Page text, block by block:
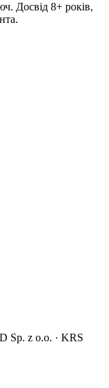
Досвід 8+ років,
z o.o. · KRS